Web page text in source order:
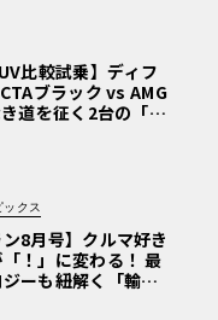
比較試乗】ディフ
ブラック vs AMG
道を征く2台の「対
チ」
クス
ン8月号】クルマ好き
！」に変わる！ 最
ーも紐解く「輸入